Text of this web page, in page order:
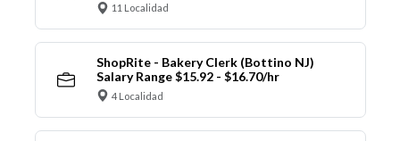
11 Localidad
ShopRite - Bakery Clerk (Bottino NJ)
Salary Range $15.92 - $16.70/hr
4 Localidad